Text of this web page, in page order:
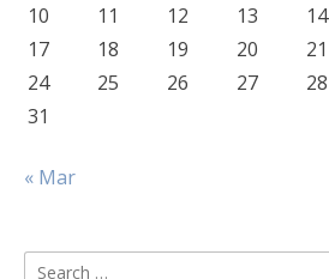
10
11 12 13 14
17
18 19 20 21
24
25 26 27 28
31
« Mar
Search